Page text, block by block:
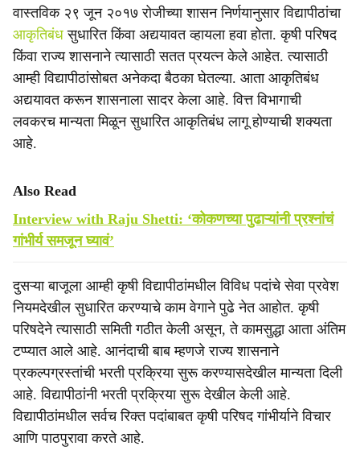
वास्तविक २९ जून २०१७ रोजीच्या शासन निर्णयानुसार विद्यापीठांचा
आकृतिबंधसुधारित किंवा अद्ययावत व्हायला हवा होता. कृषी परिषद
किंवा राज्य शासनाने त्यासाठी सतत प्रयत्न केले आहेत. त्यासाठी
आम्ही विद्यापीठांसोबत अनेकदा बैठका घेतल्या. आता आकृतिबंध
अद्ययावत करून शासनाला सादर केला आहे. वित्त विभागाची
लवकरच मान्यता मिळून सुधारित आकृतिबंध लागू होण्याची शक्यता
आहे.
Also Read
Interview with Raju Shetti: ‘कोकणच्या पुढाऱ्यांनी प्रश्‍नांचं
गांभीर्य समजून घ्यावं’
दुसऱ्या बाजूला आम्ही कृषी विद्यापीठांमधील विविध पदांचे सेवा प्रवेश
नियमदेखील सुधारित करण्याचे काम वेगाने पुढे नेत आहोत. कृषी
परिषदेने त्यासाठी समिती गठीत केली असून, ते कामसुद्धा आता अंतिम
टप्प्यात आले आहे. आनंदाची बाब म्हणजे राज्य शासनाने
प्रकल्पग्रस्तांची भरती प्रक्रिया सुरू करण्यासदेखील मान्यता दिली
आहे. विद्यापीठांनी भरती प्रक्रिया सुरू देखील केली आहे.
विद्यापीठांमधील सर्वच रिक्त पदांबाबत कृषी परिषद गांभीर्याने विचार
आणि पाठपुरावा करते आहे.